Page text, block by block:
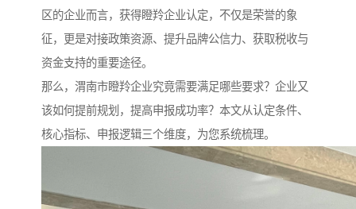
区的企业而言，获得瞪羚企业认定，不仅是荣誉的象
征，更是对接政策资源、提升品牌公信力、获取税收与
资金支持的重要途径。
那么，渭南市瞪羚企业究竟需要满足哪些要求？企业又
该如何提前规划，提高申报成功率？本文从认定条件、
核心指标、申报逻辑三个维度，为您系统梳理。